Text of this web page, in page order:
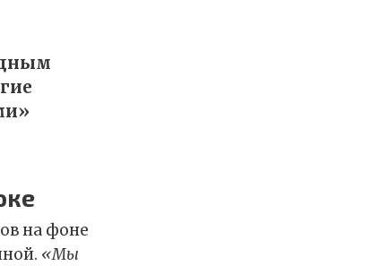
на фоне
«Мы